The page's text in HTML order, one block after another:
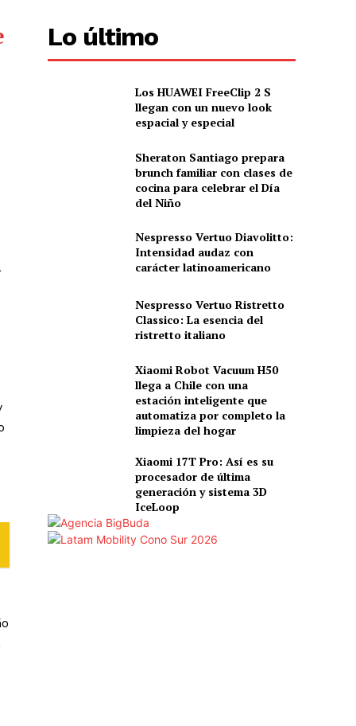
Lo último
Los HUAWEI FreeClip 2 S
llegan con un nuevo look
espacial y especial
Sheraton Santiago prepara
brunch familiar con clases de
cocina para celebrar el Día
del Niño
Nespresso Vertuo Diavolitto:
Intensidad audaz con
carácter latinoamericano
Nespresso Vertuo Ristretto
Classico: La esencia del
ristretto italiano
Xiaomi Robot Vacuum H50
llega a Chile con una
estación inteligente que
automatiza por completo la
limpieza del hogar
Xiaomi 17T Pro: Así es su
procesador de última
generación y sistema 3D
IceLoop